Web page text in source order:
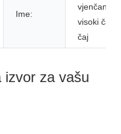
Ime:
vjenčanje
visoki čaj
čaj
izvor za vašu